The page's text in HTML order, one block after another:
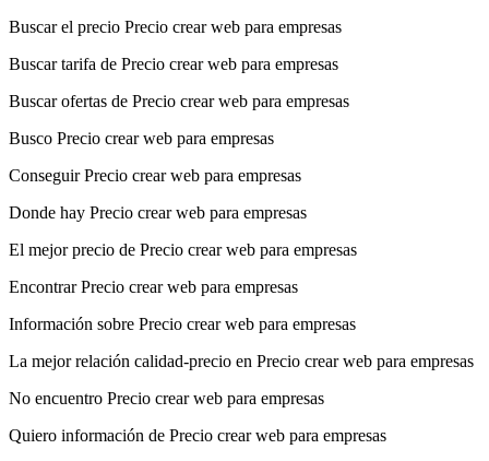
Buscar el precio Precio crear web para empresas
Buscar tarifa de Precio crear web para empresas
Buscar ofertas de Precio crear web para empresas
Busco Precio crear web para empresas
Conseguir Precio crear web para empresas
Donde hay Precio crear web para empresas
El mejor precio de Precio crear web para empresas
Encontrar Precio crear web para empresas
Información sobre Precio crear web para empresas
La mejor relación calidad-precio en Precio crear web para empresas
No encuentro Precio crear web para empresas
Quiero información de Precio crear web para empresas